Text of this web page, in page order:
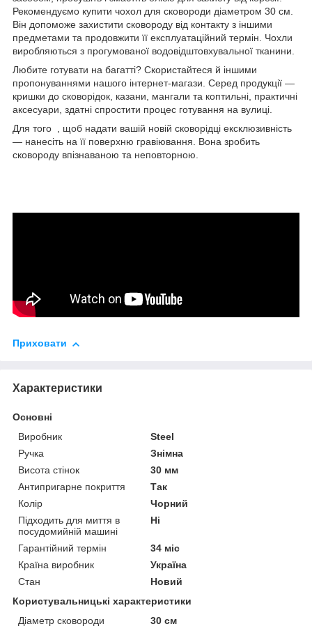
Рекомендуємо купити чохол для сковороди діаметром 30 см.
Він допоможе захистити сковороду від контакту з іншими
предметами та продовжити її експлуатаційний термін. Чохли
виробляються з прогумованої водовідштовхувальної тканини.
Любите готувати на багатті? Скористайтеся й іншими
пропонуваннями нашого інтернет-магази. Серед продукції —
кришки до сковорідок, казани, мангали та коптильні, практичні
аксесуари, здатні спростити процес готування на вулиці.
Для того , щоб надати вашій новій сковорідці ексклюзивність
— нанесіть на її поверхню гравіювання. Вона зробить
сковороду впізнаваною та неповторною.
Приховати
Характеристики
Основні
Виробник
Steel
Ручка
Знімна
Висота стінок
30 мм
Антипригарне покриття
Так
Колір
Чорний
Підходить для миття в
посудомийній машині
Ні
Гарантійний термін
34 міс
Країна виробник
Україна
Стан
Новий
Користувальницькі характеристики
Діаметр сковороди
30 см